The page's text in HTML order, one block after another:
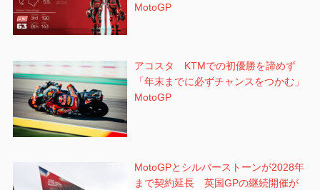
MotoGP
アコスタ KTMでの初優勝を諦めず
「年末までに必ずチャンスをつかむ」
MotoGP
MotoGPとシルバーストーンが2028年
まで契約延長 英国GPの継続開催が